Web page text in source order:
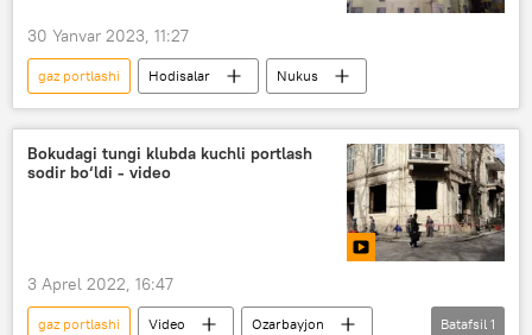
30 Yanvar 2023, 11:27
gaz portlashi Hodisalar Nukus
Bokudagi tungi klubda kuchli portlash
sodir bo‘ldi - video
3 Aprel 2022, 16:47
gaz portlashi Video
Ozarbayjon
Batafsil 1